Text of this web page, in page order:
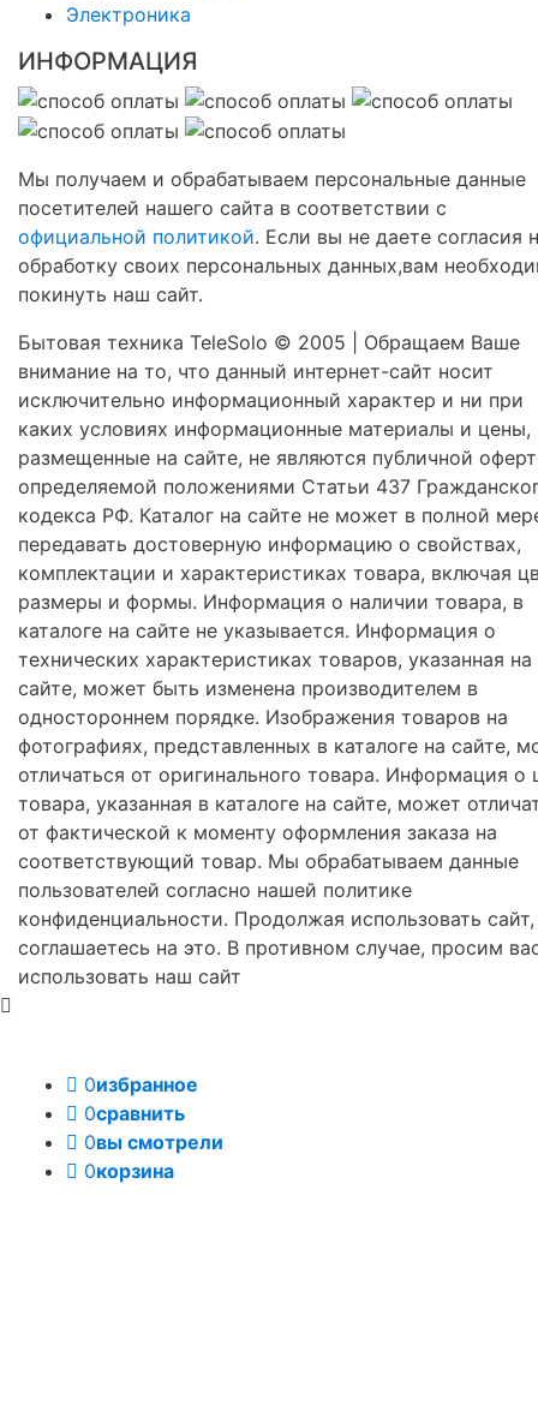
Электроника
ИНФОРМАЦИЯ
Мы получаем и обрабатываем персональные данные
посетителей нашего сайта в соответствии с
официальной политикой. Если вы не даете согласия
обработку своих персональных данных,вам
покинуть наш сайт.
Бытовая техника TeleSolo © 2005 | Обращаем Ваше
внимание на то, что данный интернет-сайт носит
исключительно информационный характер и ни при
каких условиях информационные материалы и цены,
размещенные на сайте, не являются публичной
определяемой положениями Статьи 437
кодекса РФ. Каталог на сайте не может в полной
передавать достоверную информацию о свойствах,
комплектации и характеристиках товара, включая
размеры и формы. Информация о наличии товара, в
каталоге на сайте не указывается. Информация о
технических характеристиках товаров, указанная на
сайте, может быть изменена производителем в
одностороннем порядке. Изображения товаров на
фотографиях, представленных в каталоге на сайте,
отличаться от оригинального товара. Информация о
товара, указанная в каталоге на сайте, может
от фактической к моменту оформления заказа на
соответствующий товар. Мы обрабатываем данные
пользователей согласно нашей политике
конфиденциальности. Продолжая использовать
соглашаетесь на это. В противном случае, просим
использовать наш сайт
0избранное
0сравнить
0вы смотрели
0корзина